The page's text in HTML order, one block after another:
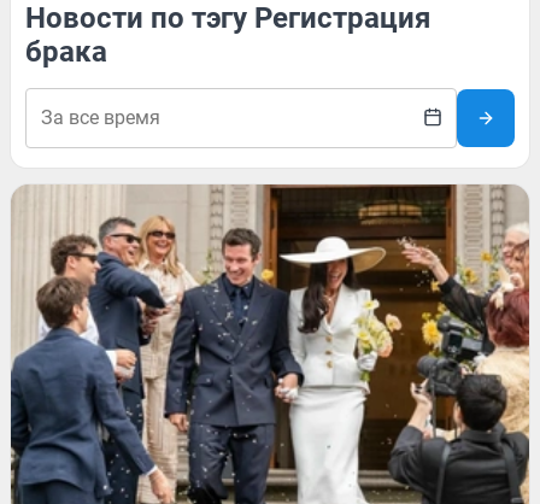
Новости по тэгу Регистрация
брака